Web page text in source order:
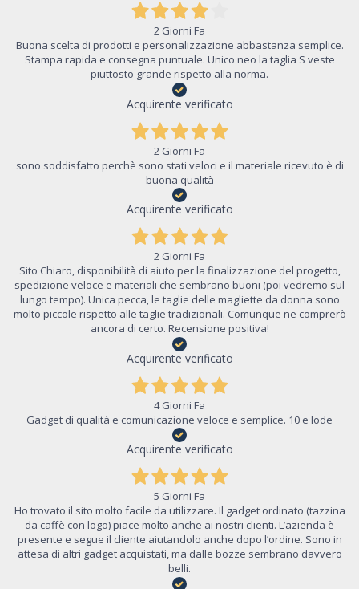
2 Giorni Fa
Buona scelta di prodotti e personalizzazione abbastanza semplice.
Stampa rapida e consegna puntuale. Unico neo la taglia S veste
piuttosto grande rispetto alla norma.
Acquirente verificato
2 Giorni Fa
sono soddisfatto perchè sono stati veloci e il materiale ricevuto è di
buona qualità
Acquirente verificato
2 Giorni Fa
Sito Chiaro, disponibilità di aiuto per la finalizzazione del progetto,
spedizione veloce e materiali che sembrano buoni (poi vedremo sul
lungo tempo). Unica pecca, le taglie delle magliette da donna sono
molto piccole rispetto alle taglie tradizionali. Comunque ne comprerò
ancora di certo. Recensione positiva!
Acquirente verificato
4 Giorni Fa
Gadget di qualità e comunicazione veloce e semplice. 10 e lode
Acquirente verificato
5 Giorni Fa
Ho trovato il sito molto facile da utilizzare. Il gadget ordinato (tazzina
da caffè con logo) piace molto anche ai nostri clienti. L’azienda è
presente e segue il cliente aiutandolo anche dopo l’ordine. Sono in
attesa di altri gadget acquistati, ma dalle bozze sembrano davvero
belli.